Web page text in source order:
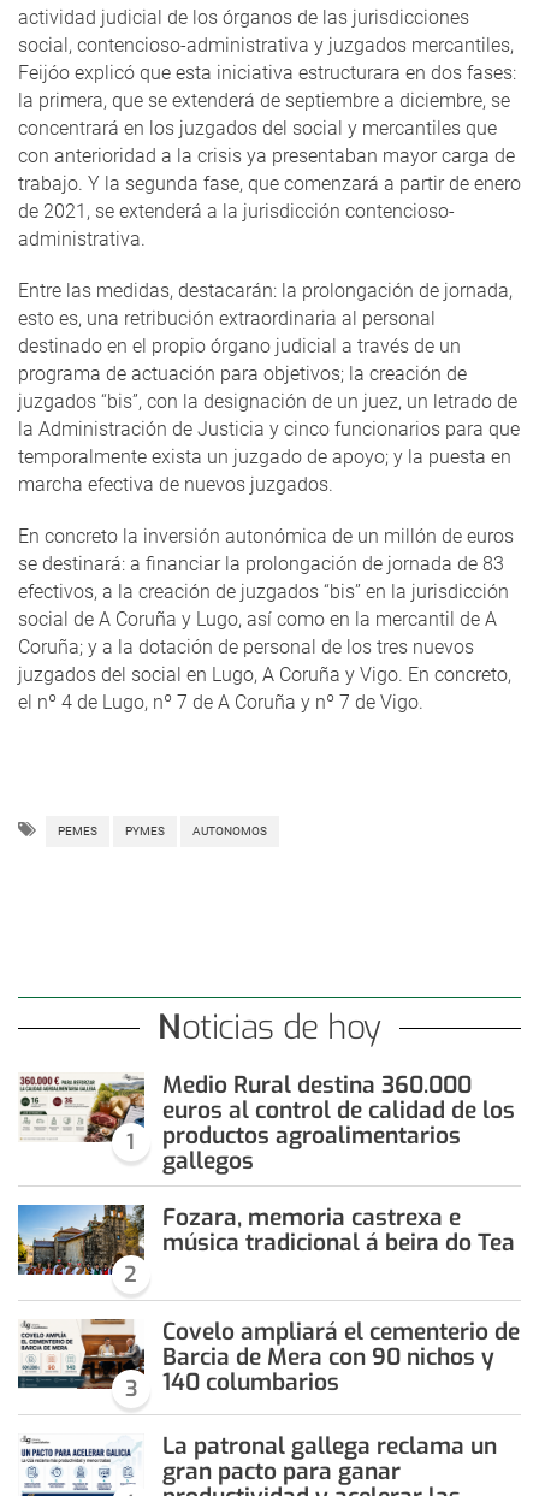
actividad judicial de los órganos de las jurisdicciones
social, contencioso-administrativa y juzgados mercantiles,
Feijóo explicó que esta iniciativa estructurara en dos fases:
la primera, que se extenderá de septiembre a diciembre, se
concentrará en los juzgados del social y mercantiles que
con anterioridad a la crisis ya presentaban mayor carga de
trabajo. Y la segunda fase, que comenzará a partir de enero
de 2021, se extenderá a la jurisdicción contencioso-
administrativa.
Entre las medidas, destacarán: la prolongación de jornada,
esto es, una retribución extraordinaria al personal
destinado en el propio órgano judicial a través de un
programa de actuación para objetivos; la creación de
juzgados “bis”, con la designación de un juez, un letrado de
la Administración de Justicia y cinco funcionarios para que
temporalmente exista un juzgado de apoyo; y la puesta en
marcha efectiva de nuevos juzgados.
En concreto la inversión autonómica de un millón de euros
se destinará: a financiar la prolongación de jornada de 83
efectivos, a la creación de juzgados “bis” en la jurisdicción
social de A Coruña y Lugo, así como en la mercantil de A
Coruña; y a la dotación de personal de los tres nuevos
juzgados del social en Lugo, A Coruña y Vigo. En concreto,
el nº 4 de Lugo, nº 7 de A Coruña y nº 7 de Vigo.
PEMES PYMES AUTONOMOS
Noticias de hoy
1
Medio Rural destina 360.000
euros al control de calidad de los
productos agroalimentarios
gallegos
2
Fozara, memoria castrexa e
música tradicional á beira do Tea
3
Covelo ampliará el cementerio de
Barcia de Mera con 90 nichos y
140 columbarios
La patronal gallega reclama un
gran pacto para ganar